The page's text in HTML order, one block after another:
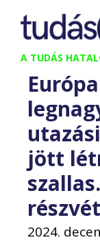
Kilépés
tartalomba
A TUDÁS
jött
2024.